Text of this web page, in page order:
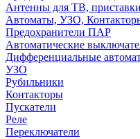
Антенны для ТВ,
Автоматы, УЗО,
Предохранители ПАР
Автоматические
Дифференциальные
УЗО
Рубильники
Контакторы
Пускатели
Реле
Переключатели